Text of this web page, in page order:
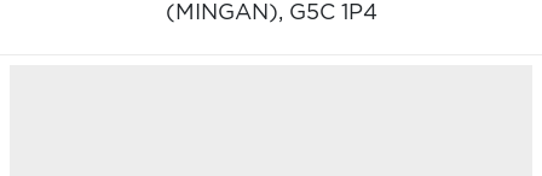
(MINGAN), G5C 1P4